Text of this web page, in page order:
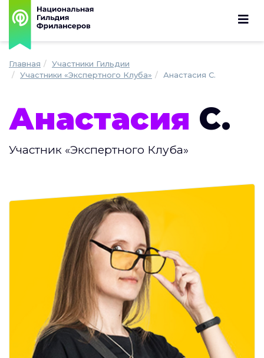
Главная
Участники Гильдии
Участники «Экспертного Клуба»
Анастасия C.
Анастасия C.
Участник «Экспертного Клуба»